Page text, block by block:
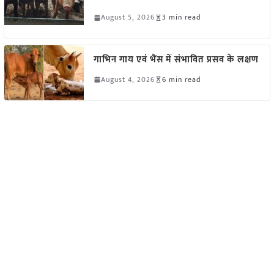
August 5, 2026 3 min read
गाभिन गाय एवं भैंस में संभावित प्रसव के लक्षण
August 4, 2026 6 min read